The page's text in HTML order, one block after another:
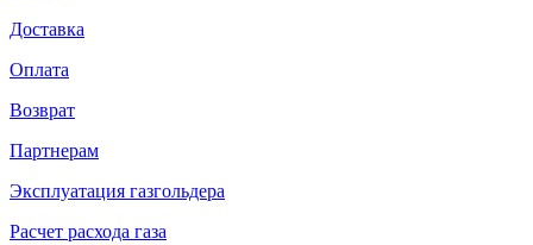
Доставка
Оплата
Возврат
Партнерам
Эксплуатация газгольдера
Расчет расхода газа